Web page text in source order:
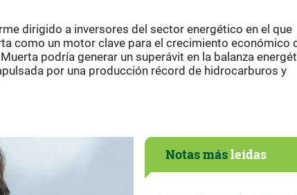
dirigido a inversores del sector energético en el que
como un motor clave para el crecimiento económico
podría generar un superávit en la balanza
por una producción récord de hidrocarburos y
Notas másleídas